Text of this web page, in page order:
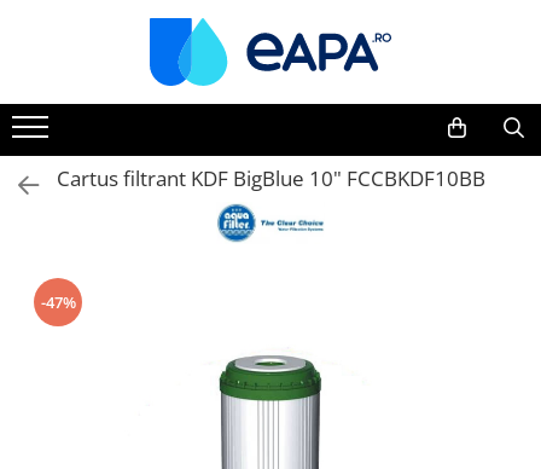
Toate Produsele
Dedurizare
Dedurizator tip Cabinet
Dedurizator Simplex
Carcase si filtre
Filtre 5"
Cartus filtrant KDF BigBlue 10" FCCBKDF10BB
-47%